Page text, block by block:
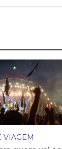
VIAGEM